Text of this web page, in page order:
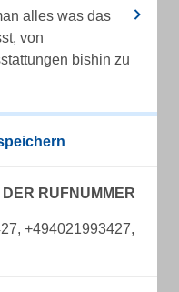
alles was das
von
bishin zu
RUFNUMMER
+494021993427,